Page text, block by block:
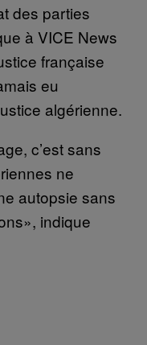
des parties
à VICE News
française
eu
algérienne.
c’est sans
ne
autopsie sans
indique